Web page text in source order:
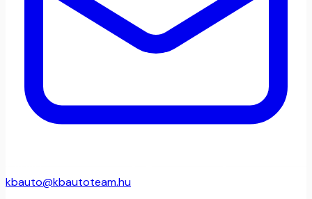
kbauto@kbautoteam.hu